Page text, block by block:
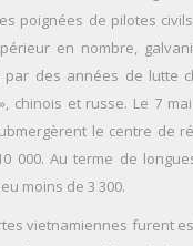
poignées de pilotes
en nombre,
par des années de lutte
chinois et russe. Le 7
le centre de
000. Au terme de
moins de 3 300.
vietnamiennes furent